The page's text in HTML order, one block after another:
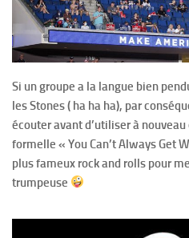
Si un groupe a la langue bien
les Stones ( ha ha ha), par
écouter avant d’utiliser à
formelle « You Can’t Always Get
plus fameux rock and rolls pour
trumpeuse